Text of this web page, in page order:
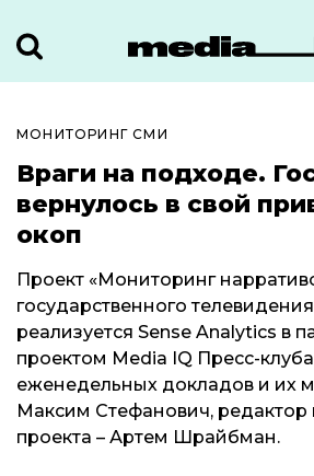
МОНИТОРИНГ СМИ
Враги на подходе.
вернулось в свой
окоп
Проект «Мониторинг
государственного
реализуется Sense Analytics в
проектом Media IQ Пресс-
еженедельных докладов и их
Максим Стефанович, редактор
проекта – Артем Шрайбман.